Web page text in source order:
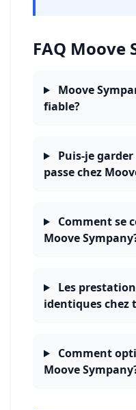
FAQ Moove
Moove
fiable?
Puis-je
passe chez
Comment se
Moove
Les
identiques chez
Comment
Moove